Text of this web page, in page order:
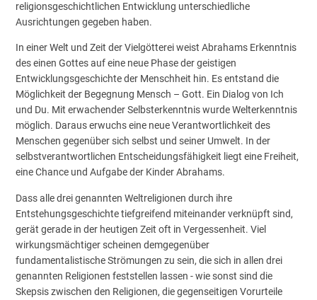
religionsgeschichtlichen Entwicklung unterschiedliche
Ausrichtungen gegeben haben.
In einer Welt und Zeit der Vielgötterei weist Abrahams Erkenntnis
des einen Gottes auf eine neue Phase der geistigen
Entwicklungsgeschichte der Menschheit hin. Es entstand die
Möglichkeit der Begegnung Mensch – Gott. Ein Dialog von Ich
und Du. Mit erwachender Selbsterkenntnis wurde Welterkenntnis
möglich. Daraus erwuchs eine neue Verantwortlichkeit des
Menschen gegenüber sich selbst und seiner Umwelt. In der
selbstverantwortlichen Entscheidungsfähigkeit liegt eine Freiheit,
eine Chance und Aufgabe der Kinder Abrahams.
Dass alle drei genannten Weltreligionen durch ihre
Entstehungsgeschichte tiefgreifend miteinander verknüpft sind,
gerät gerade in der heutigen Zeit oft in Vergessenheit. Viel
wirkungsmächtiger scheinen demgegenüber
fundamentalistische Strömungen zu sein, die sich in allen drei
genannten Religionen feststellen lassen - wie sonst sind die
Skepsis zwischen den Religionen, die gegenseitigen Vorurteile